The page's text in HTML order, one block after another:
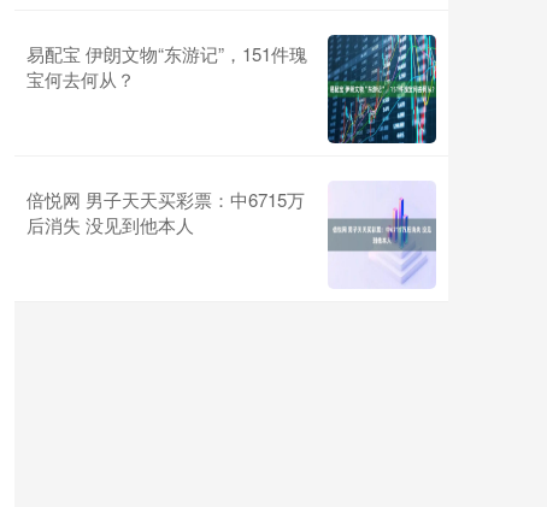
易配宝 伊朗文物“东游记”，151件瑰
宝何去何从？
倍悦网 男子天天买彩票：中6715万
后消失 没见到他本人